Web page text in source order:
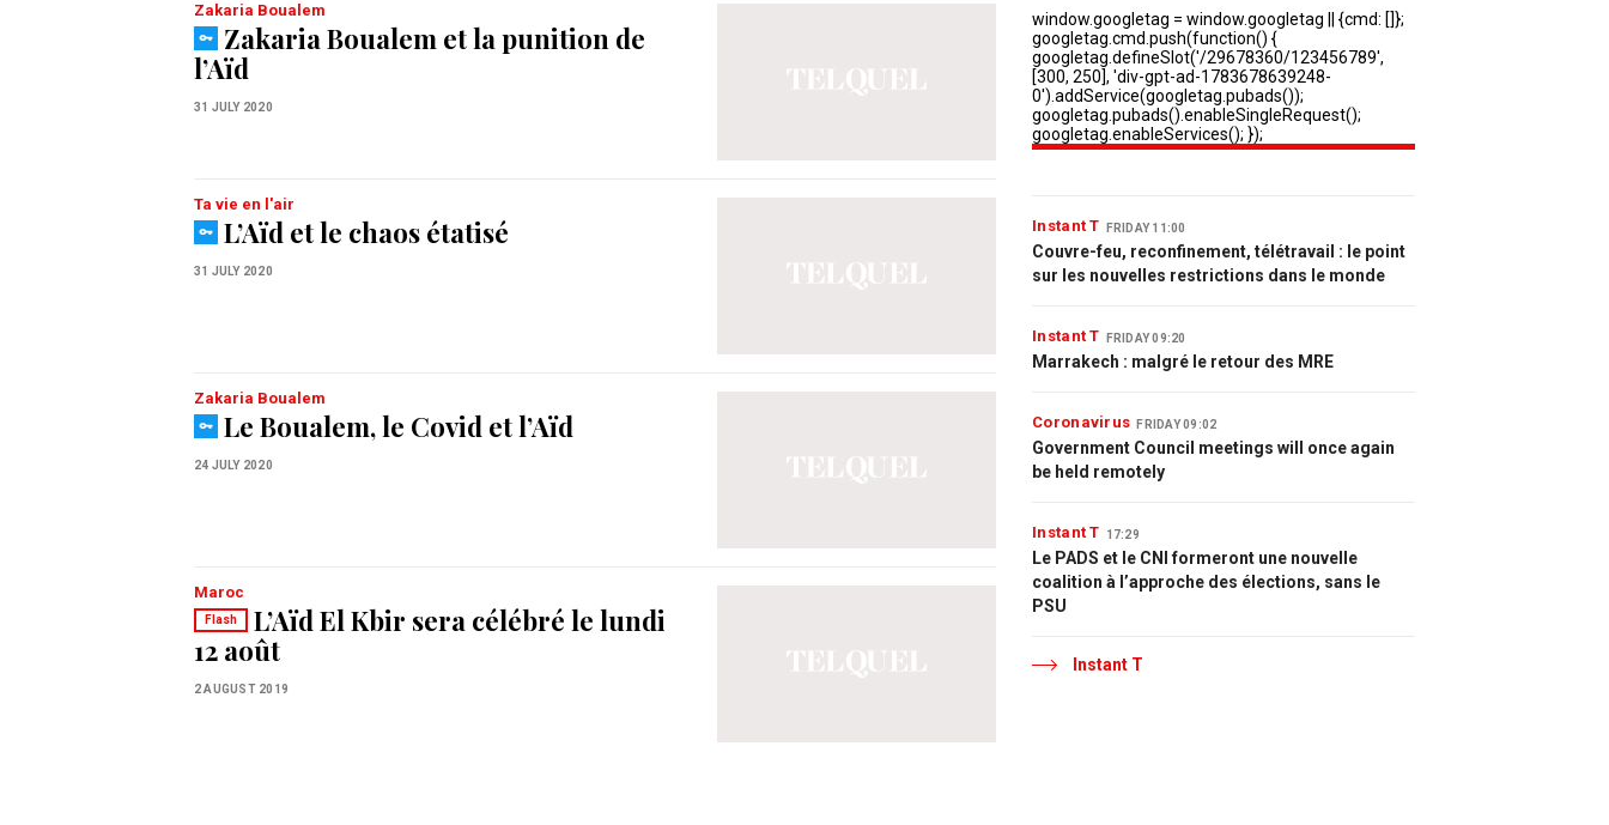
Zakaria Boualem
Zakaria Boualem et la punition de
l’Aïd
31 JULY 2020
Ta vie en l'air
L’Aïd et le chaos étatisé
31 JULY 2020
Zakaria Boualem
Le Boualem, le Covid et l’Aïd
24 JULY 2020
Maroc
Flash
L’Aïd El Kbir sera célébré le lundi
12 août
2 AUGUST 2019
Instant T FRIDAY 11:00
Couvre-feu, reconfinement, télétravail : le point
sur les nouvelles restrictions dans le monde
Instant T FRIDAY 09:20
Marrakech : malgré le retour des MRE
Coronavirus FRIDAY 09:02
Government Council meetings will once again
be held remotely
Instant T 17:29
Le PADS et le CNI formeront une nouvelle
coalition à l’approche des élections, sans le
PSU
Instant T